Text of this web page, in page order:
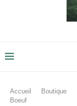
Accueil Boutique
Boeuf